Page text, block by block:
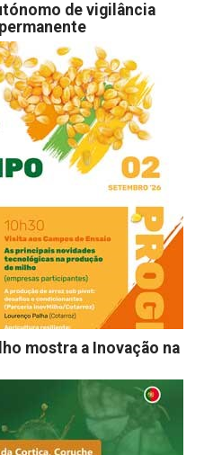
de vigilância
mostra a Inovação na